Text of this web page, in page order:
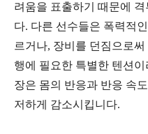
려움을 표출하기 때문에
다. 다른 선수들은 폭력적
르거나, 장비를 던짐으로
행에 필요한 특별한 텐션
장은 몸의 반응과 반응 속
저하게 감소시킵니다.